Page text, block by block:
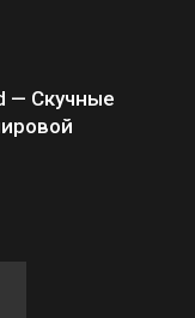
— Скучные